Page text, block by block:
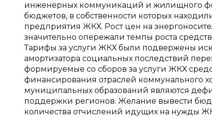
инженерных коммуникаций и жилищного
бюджетов, в собственности которых
предприятия ЖКХ. Рост цен на
значительно опережали темпы роста
Тарифы за услуги ЖКХ были подвержены
амортизатора социальных последствий
формируемые со сборов за услуги ЖКХ
финансирования отраслей коммунального
муниципальных образований являются
поддержки регионов. Желание вывести
количества отчислений идущих на нужды